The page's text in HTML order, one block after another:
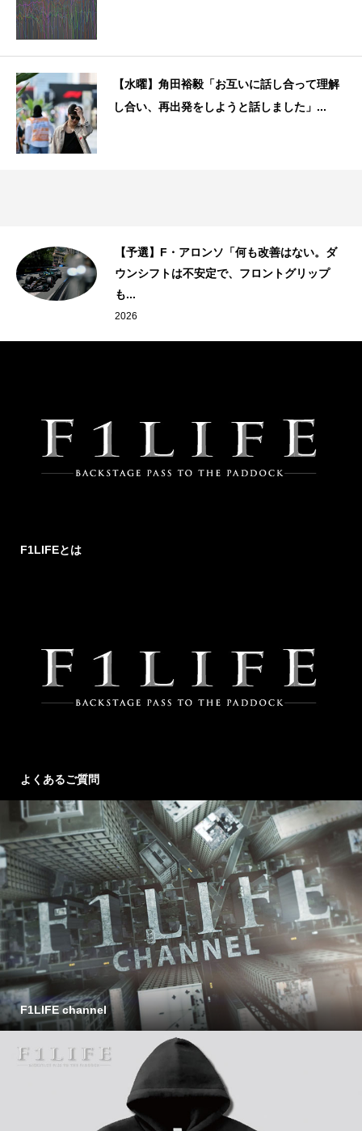
【水曜】角田裕毅「お互いに話し合って理解
し合い、再出発をしようと話しました」...
【予選】F・アロンソ「何も改善はない。ダ
ウンシフトは不安定で、フロントグリップ
も...
2026
F1LIFEとは
よくあるご質問
F1LIFE channel